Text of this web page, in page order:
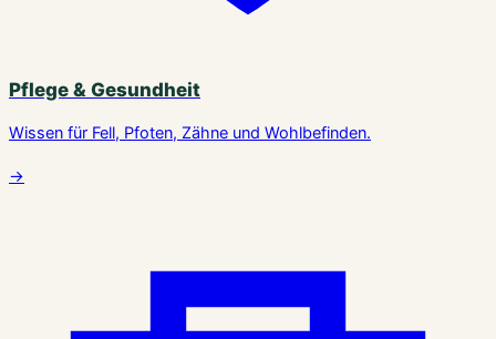
Pflege & Gesundheit
Wissen für Fell, Pfoten, Zähne und Wohlbefinden.
→